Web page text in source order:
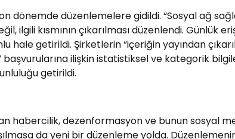
dönemde düzenlemelere gidildi. “Sosyal ağ
ilgili kısmının çıkarılması düzenlendi. Günlük
hale getirildi. Şirketlerin “içeriğin yayından
ilişkin istatistiksel ve kategorik
getirildi.
habercilik, dezenformasyon ve bunun sosyal
da yeni bir düzenleme yolda.